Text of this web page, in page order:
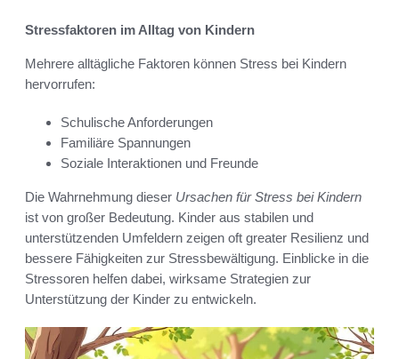
Stressfaktoren im Alltag von Kindern
Mehrere alltägliche Faktoren können Stress bei Kindern
hervorrufen:
Schulische Anforderungen
Familiäre Spannungen
Soziale Interaktionen und Freunde
Die Wahrnehmung dieser Ursachen für Stress bei Kindern
ist von großer Bedeutung. Kinder aus stabilen und
unterstützenden Umfeldern zeigen oft greater Resilienz und
bessere Fähigkeiten zur Stressbewältigung. Einblicke in die
Stressoren helfen dabei, wirksame Strategien zur
Unterstützung der Kinder zu entwickeln.